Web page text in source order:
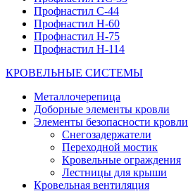
Профнастил С-44
Профнастил Н-60
Профнастил Н-75
Профнастил Н-114
КРОВЕЛЬНЫЕ СИСТЕМЫ
Металлочерепица
Доборные элементы кровли
Элементы безопасности кровли
Снегозадержатели
Переходной мостик
Кровельные ограждения
Лестницы для крыши
Кровельная вентиляция